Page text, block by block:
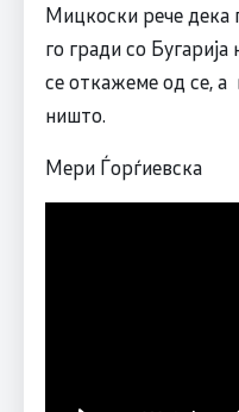
Мицкоски рече дека
го гради со
се откажеме од се, а
ништо.
Мери Ѓорѓиевска